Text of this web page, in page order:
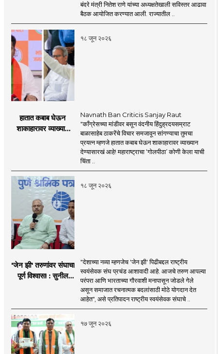
प्रस्ताव
बंदरे मंत्री नितेश राणे यांच्या अध्यक्षतेखाली सविस्तर आढावा
बैठक आयोजित करण्यात आली. राज्यातील ..
१८ जून २०२६
हातात कबाब घेऊन
शाकाहारावर व्याख्यान
Navnath Ban Criticis Sanjay Raut
"काँग्रेसच्या मांडीवर बसून वंदनीय हिंदुह्रदयसम्राट
बाळासाहेब ठाकरेंचे विचार समजावून सांगण्याचा तुमचा
प्रयत्न म्हणजे हातात कबाब घेऊन शाकाहारावर व्याख्यान
देण्यासारखं आहे! महाराष्ट्राचा ‘गोलपीठा’ कोणी केला याची
चिंता ..
१८ जून २०२६
'जेन झी' तरुणांवर संघाचा
पूर्ण विश्वास! : सुनील
"देशाच्या नव्या म्हणजेच 'जेन झी' पिढीबद्दल राष्ट्रीय
स्वयंसेवक संघ प्रचंड आशावादी आहे. आजचे तरुण आपल्या
परंपरा आणि भारताच्या गौरवाशी मनापासून जोडले गेले
असून समाजात रचनात्मक बदलांसाठी मोठे योगदान देत
आहेत", असे प्रतिपादन राष्ट्रीय स्वयंसेवक संघाचे ..
१७ जून २०२६